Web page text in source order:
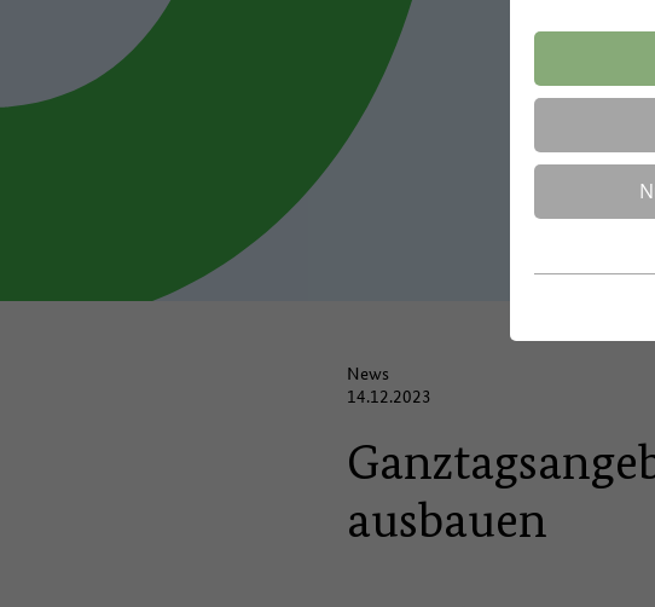
News
14.12.2023
ausbauen